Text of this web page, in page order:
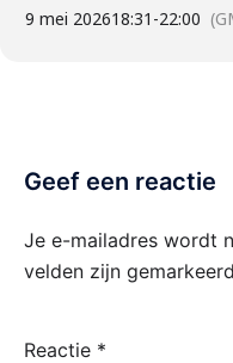
9 mei 202618:31 -22:00
Geef een reactie
Je e-mailadres wordt
velden zijn
Reactie *